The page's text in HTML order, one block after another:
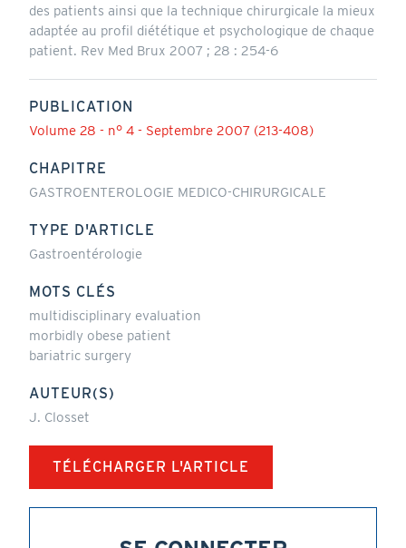
des patients ainsi que la technique chirurgicale la mieux
adaptée au profil diététique et psychologique de chaque
patient. Rev Med Brux 2007 ; 28 : 254-6
PUBLICATION
Volume 28 - n° 4 - Septembre 2007 (213-408)
CHAPITRE
GASTROENTEROLOGIE MEDICO-CHIRURGICALE
TYPE D'ARTICLE
Gastroentérologie
MOTS CLÉS
multidisciplinary evaluation
morbidly obese patient
bariatric surgery
AUTEUR(S)
J. Closset
TÉLÉCHARGER L'ARTICLE